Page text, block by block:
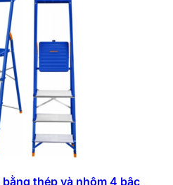
thép và nhôm 4 bậc